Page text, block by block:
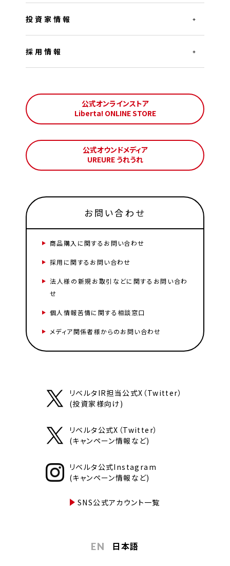
投資家情報
採用情報
公式オンラインストア
Liberta! ONLINE STORE
公式オウンドメディア
UREURE うれうれ
お問い合わせ
商品購入に関するお問い合わせ
採用に関するお問い合わせ
法人様の新規お取引などに関するお問い合わ
せ
個人情報苦情に関する相談窓口
メディア関係者様からのお問い合わせ
リベルタIR担当公式X（Twitter）
(投資家様向け)
リベルタ公式X（Twitter）
(キャンペーン情報など)
リベルタ公式Instagram
(キャンペーン情報など)
SNS公式アカウント一覧
EN 日本語